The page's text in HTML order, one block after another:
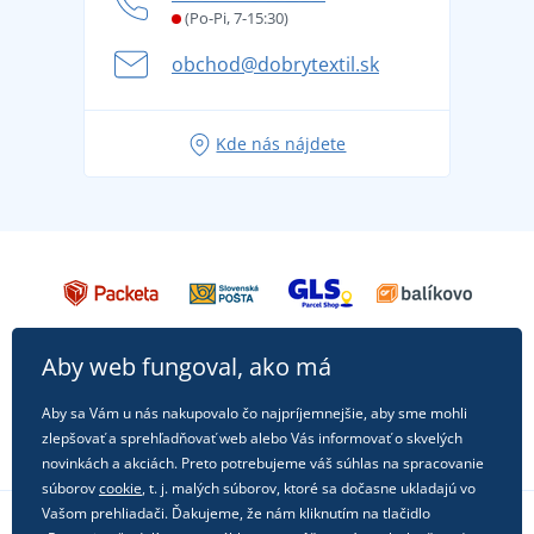
Letné dobrodružstvo sa začína balením alebo
pripravte sa na dovolenku bez starostí
Tipy na svieže outfity pre pohodové leto
(Po-Pi, 7-15:30)
obchod@dobrytextil.sk
Kde nás nájdete
Aby web fungoval, ako má
Aby sa Vám u nás nakupovalo čo najpríjemnejšie, aby sme mohli
zlepšovať a sprehľadňovať web alebo Vás informovať o skvelých
novinkách a akciách. Preto potrebujeme váš súhlas na spracovanie
súborovcookie, t. j. malých súborov, ktoré sa dočasne ukladajú vo
Vašom prehliadači. Ďakujeme, že nám kliknutím na tlačidlo